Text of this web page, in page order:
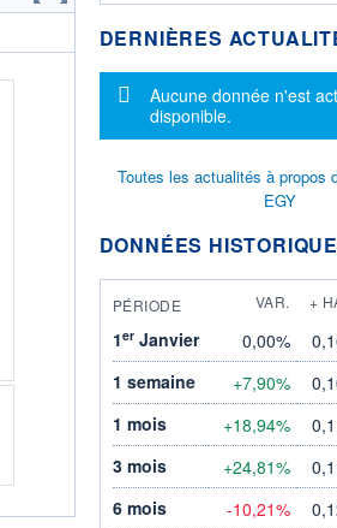
DERNIÈRES
Message
Aucune donnée n'est
disponible.
Toutes les actualités à propos
EGY
DONNÉES
PÉRIODE VAR. +
1erJanvier 0,00%
1 semaine
+7,90%
1 mois
+18,94%
3 mois
+24,81%
6 mois
-10,21%